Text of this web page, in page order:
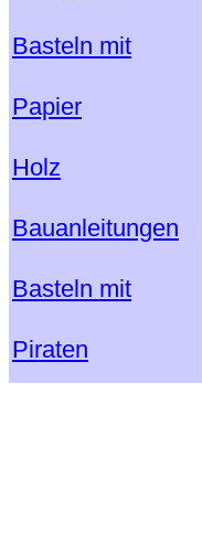
Basteln mit
Papier
Holz
Bauanleitungen
Basteln mit
Piraten